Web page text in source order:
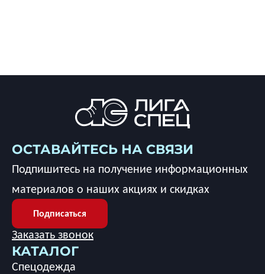
КАТАЛОГ
Спецодежда
ОСТАВАЙТЕСЬ НА СВЯЗИ
Подпишитесь на получение информационных
материалов о наших акциях и скидках
Подписаться
Заказать звонок